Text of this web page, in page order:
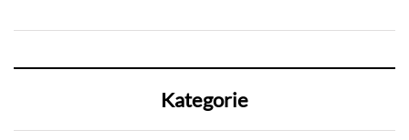
Kategorie